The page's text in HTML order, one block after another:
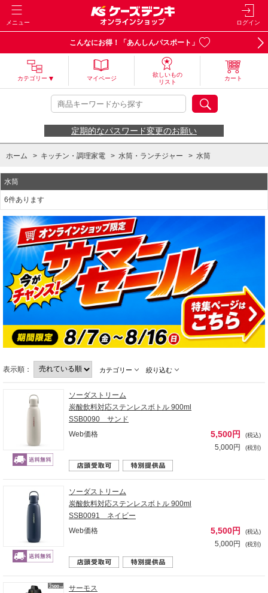
メニュー ログイン
こんなにお得！「あんしんパスポート」
カテゴリー マイページ
欲しいもの
リスト
カート
定期的なパスワード変更のお願い
ホーム > キッチン・調理家電 > 水筒・ランチジャー > 水筒
水筒
6件あります
表示順： カテゴリー 絞り込む
ソーダストリーム
炭酸飲料対応ステンレスボトル 900ml
SSB0090 サンド
Web価格
5,500円 (税込)
5,000円 (税別)
ソーダストリーム
炭酸飲料対応ステンレスボトル 900ml
SSB0091 ネイビー
Web価格
5,500円 (税込)
5,000円 (税別)
サーモス